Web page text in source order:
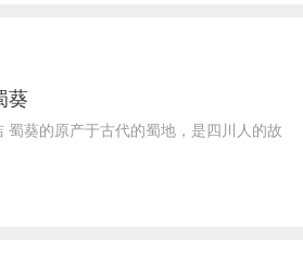
葵
蜀葵的原产于古代的蜀地，是四川人的故